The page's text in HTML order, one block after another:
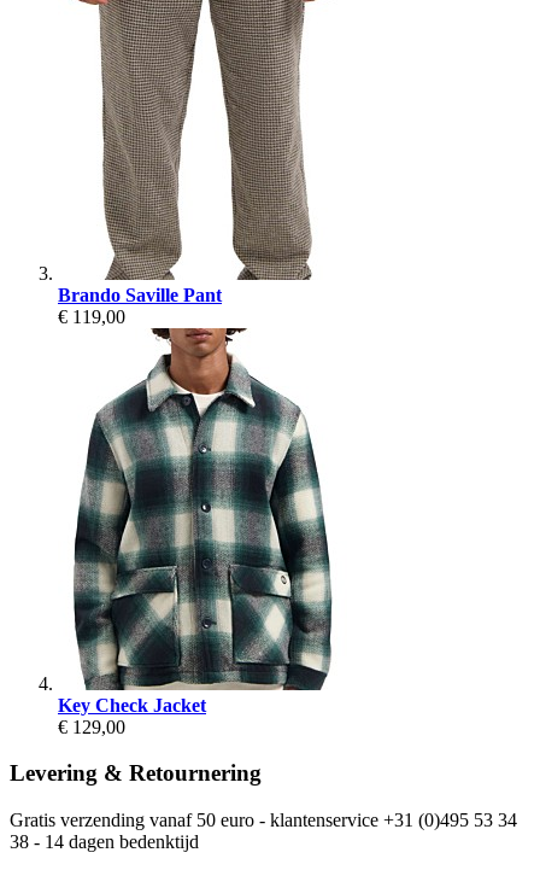
Brando Saville Pant
€ 119,00
Key Check Jacket
€ 129,00
Levering & Retournering
Gratis verzending vanaf 50 euro - klantenservice +31 (0)495 53 34
38 - 14 dagen bedenktijd